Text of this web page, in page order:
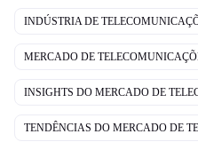
INDÚSTRIA DE
MERCADO DE
INSIGHTS DO MERCADO DE
TENDÊNCIAS DO MERCADO DE